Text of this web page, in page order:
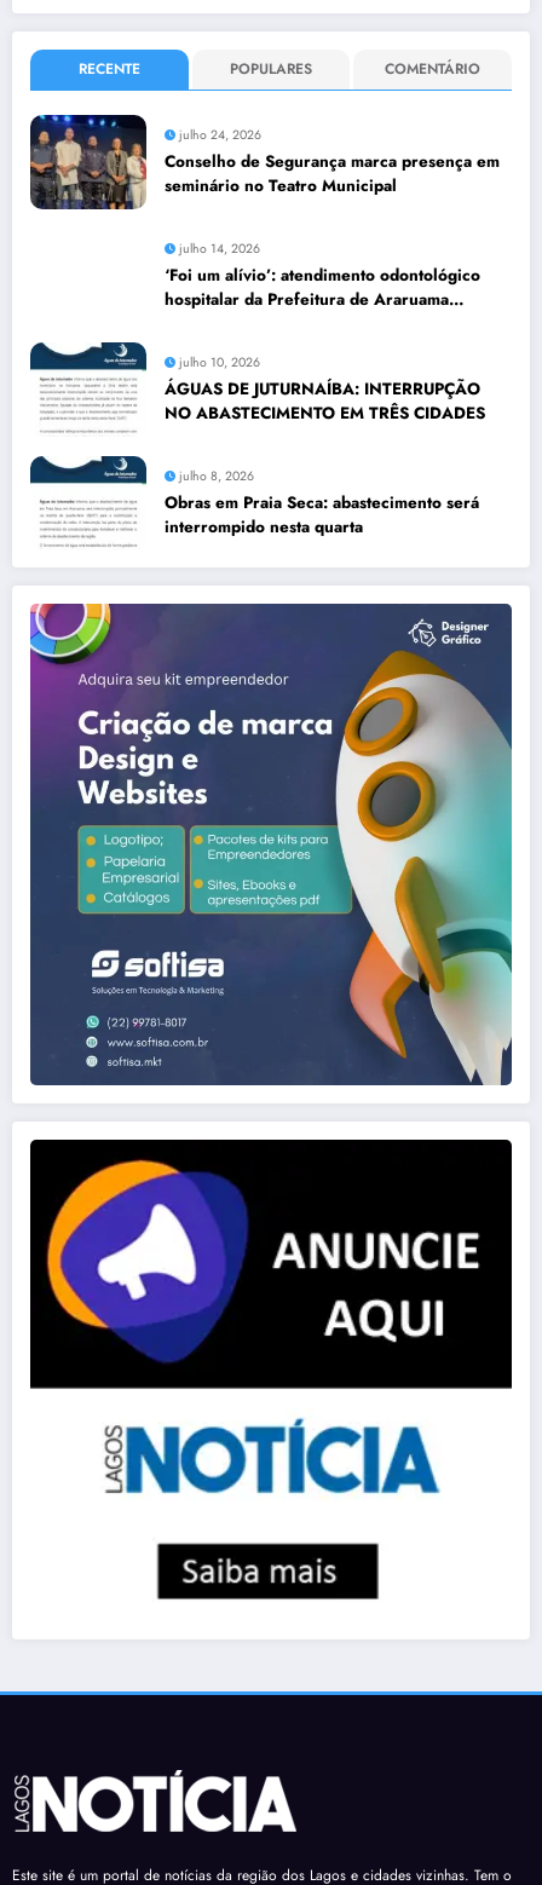
RECENTE POPULARES COMENTÁRIO
julho 24, 2026
Conselho de Segurança marca presença em
seminário no Teatro Municipal
julho 14, 2026
‘Foi um alívio’: atendimento odontológico
hospitalar da Prefeitura de Araruama
julho 10, 2026
ÁGUAS DE JUTURNAÍBA: INTERRUPÇÃO
NO ABASTECIMENTO EM TRÊS CIDADES
julho 8, 2026
Obras em Praia Seca: abastecimento será
interrompido nesta quarta
Este site é um portal de notícias da região dos Lagos e cidades vizinhas. Tem o